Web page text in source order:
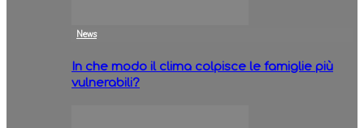
News
In che modo il clima colpisce le famiglie più
vulnerabili?